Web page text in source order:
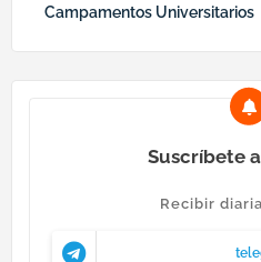
Campamentos Universitarios
Suscríbete
Recibir